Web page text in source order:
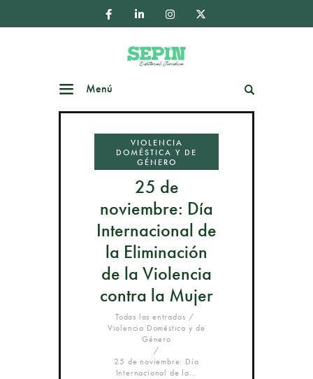
Menú
VIOLENCIA
DOMÉSTICA Y DE
GÉNERO
25 de
noviembre: Día
Internacional de
la Eliminación
de la Violencia
contra la Mujer
Todas las entradas
Violencia Doméstica y de
Género
25 de noviembre: Día
Internacional de la...